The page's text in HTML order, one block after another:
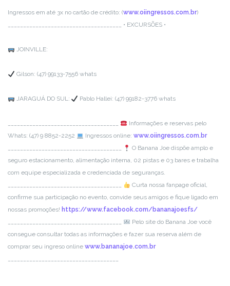
Ingressos em até 3x no cartão de crédito: (www.oiingressos.com.br)
• EXCURSÕES •
JOINVILLE:
Gilson: (47) 99133-7556 whats
JARAGUÁ DO SUL: Pablo Hallei: (47) 99182-3776 whats
Informações e reservas pelo
Whats: (47) 9 8852-2252
Ingressos online: www.oiingressos.com.br
O Banana Joe dispõe amplo e
seguro estacionamento, alimentação interna, 02 pistas e 03 bares e trabalha
com equipe especializada e credenciada de seguranças.
Curta nossa fanpage oficial,
confirme sua participação no evento, convide seus amigos e fique ligado em
nossas promoções! https://www.facebook.com/bananajoesfs/
Pelo site do Banana Joe você
consegue consultar todas as informações e fazer sua reserva além de
comprar seu ingreso online www.bananajoe.com.br